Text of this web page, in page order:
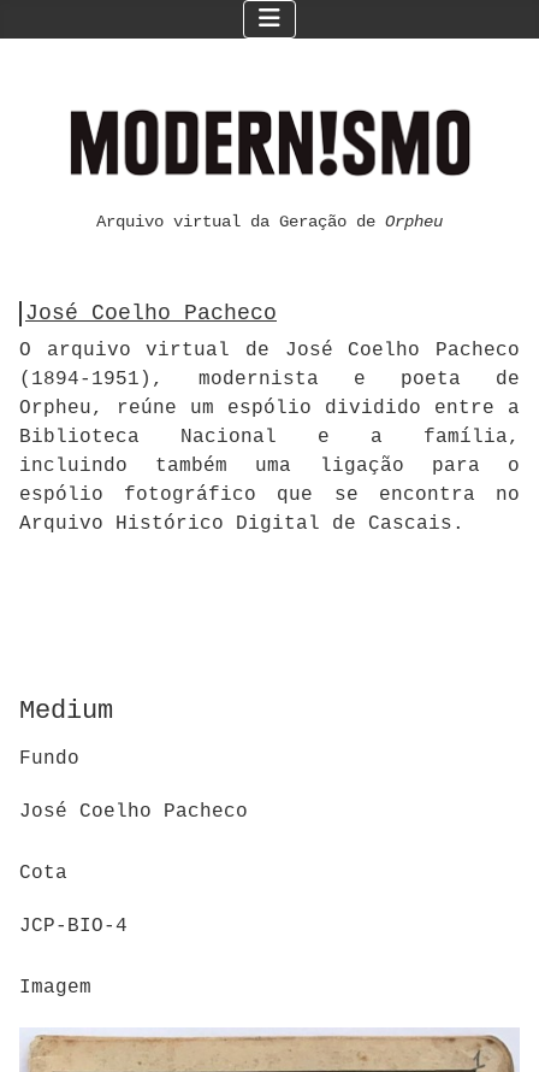
Arquivo virtual da Geração de Orpheu
José Coelho Pacheco
O arquivo virtual de José Coelho Pacheco
(1894-1951), modernista e poeta de
Orpheu, reúne um espólio dividido entre a
Biblioteca Nacional e a família,
incluindo também uma ligação para o
espólio fotográfico que se encontra no
Arquivo Histórico Digital de Cascais.
Medium
Fundo
José Coelho Pacheco
Cota
JCP-BIO-4
Imagem